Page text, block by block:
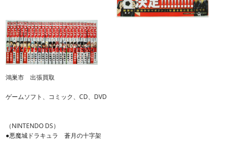
鴻巣市 出張買取
ゲームソフト、コミック、CD、DVD
（NINTENDO DS）
●悪魔城ドラキュラ 蒼月の十字架